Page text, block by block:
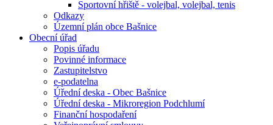
Sportovní hřiště - volejbal, volejbal, tenis
Odkazy
Územní plán obce Bašnice
Obecní úřad
Popis úřadu
Povinné informace
Zastupitelstvo
e-podatelna
Úřední deska - Obec Bašnice
Úřední deska - Mikroregion Podchlumí
Finanční hospodaření